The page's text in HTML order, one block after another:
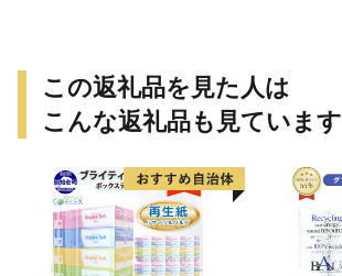
この返礼品を見た人は
こんな返礼品も見ています